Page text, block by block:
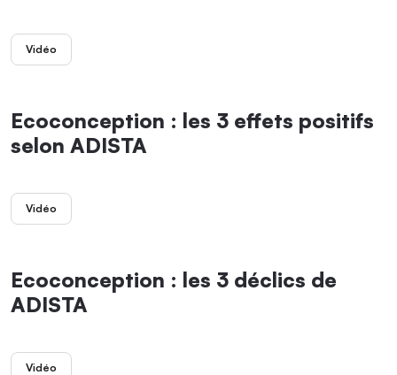
Vidéo
Ecoconception : les 3 effets positifs
selon ADISTA
Vidéo
Ecoconception : les 3 déclics de
ADISTA
Vidéo